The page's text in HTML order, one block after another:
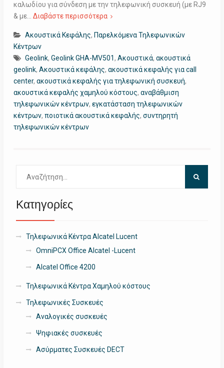
καλωδίου για σύνδεση με την τηλεφωνική συσκευή (με RJ9
& με… Διαβάστε περισσότερα
Ακουστικά Κεφάλης, Παρελκόμενα Τηλεφωνικών
Κέντρων
Geolink, Geolink GHA-MV501, Ακουστικά, ακουστικά
geolink, Ακουστικά κεφάλης, ακουστικά κεφαλής για call
center, ακουστικά κεφαλής για τηλεφωνική συσκευή,
ακουστικά κεφαλής χαμηλού κόστους, αναβάθμιση
τηλεφωνικών κέντρων, εγκατάσταση τηλεφωνικών
κέντρων, ποιοτικά ακουστικά κεφαλής, συντηρητή
τηλεφωνικών κέντρων
για:
Κατηγορίες
Τηλεφωνικά Κέντρα Alcatel Lucent
OmniPCX Office Alcatel -Lucent
Alcatel Office 4200
Τηλεφωνικά Κέντρα Χαμηλού κόστους
Τηλεφωνικές Συσκευές
Αναλογικές συσκευές
Ψηφιακές συσκευές
Ασύρματες Συσκευές DECT